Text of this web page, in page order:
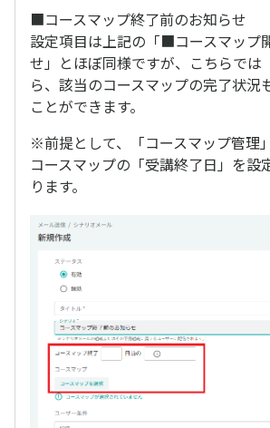
■コースマップ終了前のお知らせ
設定項目は上記の「■コースマップ
せ」とほぼ同様ですが、こちらでは
ら、該当のコースマップの完了状況
ことができます。
※前提として、「コースマップ管理
コースマップの「受講終了日」を設
ります。